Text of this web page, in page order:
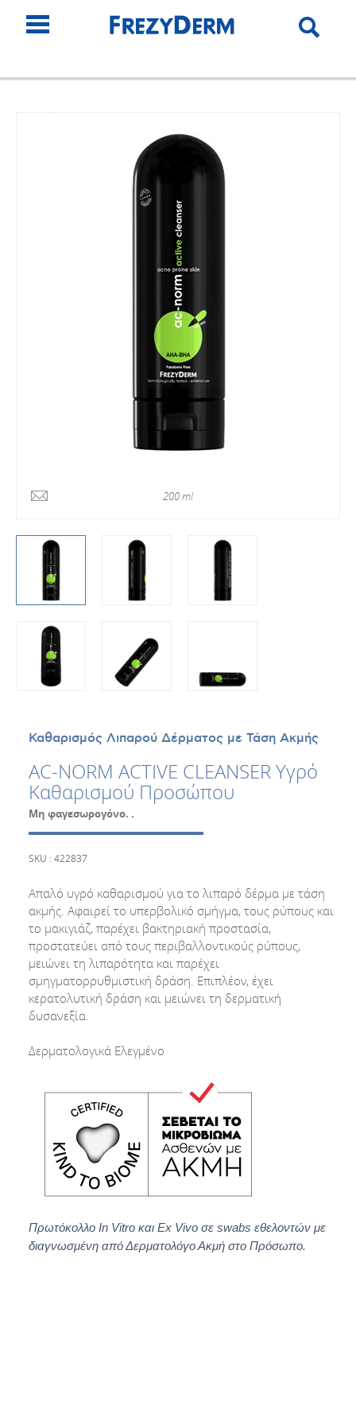
200 ml
Καθαρισμός Λιπαρού Δέρματος με Τάση Ακμής
AC-NORM ACTIVE CLEANSER Υγρό
Καθαρισμού Προσώπου
Μη φαγεσωρογόνο. .
SKU : 422837
Απαλό υγρό καθαρισμού για το λιπαρό δέρμα με τάση
ακμής. Αφαιρεί το υπερβολικό σμήγμα, τους ρύπους και
το μακιγιάζ, παρέχει βακτηριακή προστασία,
προστατεύει από τους περιβαλλοντικούς ρύπους,
μειώνει τη λιπαρότητα και παρέχει
σμηγματορρυθμιστική δράση. Επιπλέον, έχει
κερατολυτική δράση και μειώνει τη δερματική
δυσανεξία.
Δερματολογικά Ελεγμένο
Πρωτόκολλο In Vitro και Ex Vivo σε swabs εθελοντών με
διαγνωσμένη από Δερματολόγο Ακμή στο Πρόσωπο.